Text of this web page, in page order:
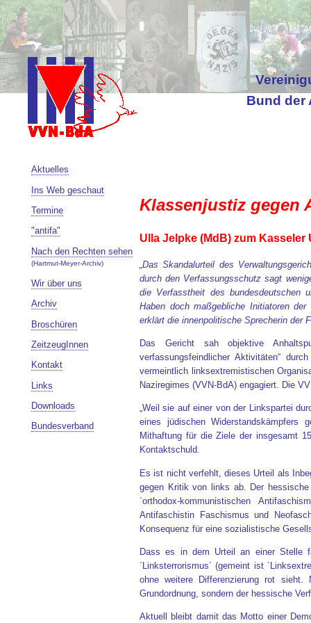
Bund der
Aktuelles
Ins Web geschaut
Termine
"antifa"
Nach den Rechten sehen
(Hartmut-Meyer-Archiv)
Wir über uns
Archiv
Broschüren
ZeitzeugInnen
Kontakt
Links
Downloads
Bundesverband
Klassenjustiz gegen
Ulla Jelpke (MdB) zum
„Das Skandalurteil des
durch den Verfassungsschutz sagt
die Verfasstheit des bundesdeutschen
Haben doch maßgebliche Initiatoren
erklärt die innenpolitische Sprecherin der
Das Gericht sah objektive
verfassungsfeindlicher Aktivitäten“
vermeintlich linksextremistischen
Naziregimes (VVN-BdA) engagiert. Die
„Weil sie auf einer von der Linkspartei
eines jüdischen
Mithaftung für die Ziele der insgesamt
Kontaktschuld.
Es ist nicht verfehlt, dieses Urteil als
gegen Kritik von links ab. Der
`orthodox-kommunistischen
Antifaschistin Faschismus und
Konsequenz für eine sozialistische
Dass es in dem Urteil an einer Stelle
`Linksterrorismus´ (gemeint ist
ohne weitere Differenzierung rot
Grundordnung, sondern der hessische
Aktuell bleibt damit das Motto einer